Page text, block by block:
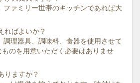
ファミリー世帯のキッチンであれば大
ればよいか？
理器具、調味料、食器を使用させて
のを用意いただく必要はありませ
りますか？